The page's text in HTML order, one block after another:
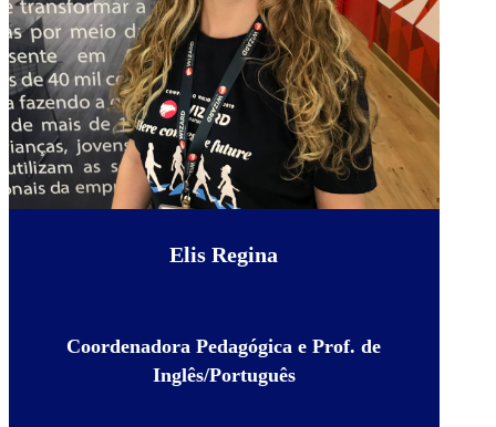
Elis Regina
Coordenadora Pedagógica e Prof. de
Inglês/Português